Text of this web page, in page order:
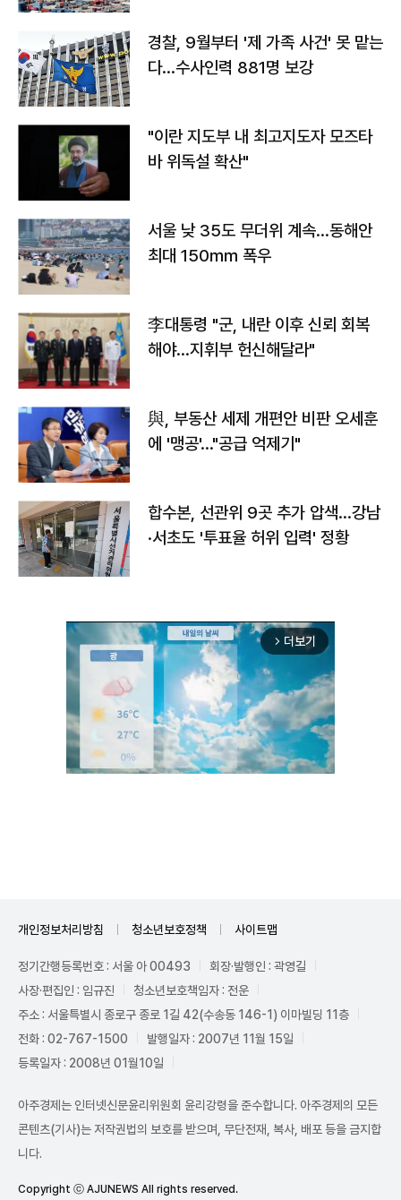
경찰, 9월부터 '제 가족 사건' 못 맡는
다…수사인력 881명 보강
"이란 지도부 내 최고지도자 모즈타
바 위독설 확산"
서울 낮 35도 무더위 계속…동해안
최대 150㎜ 폭우
李대통령 "군, 내란 이후 신뢰 회복
해야…지휘부 헌신해달라"
與, 부동산 세제 개편안 비판 오세훈
에 '맹공'…"공급 억제기"
합수본, 선관위 9곳 추가 압색…강남
·서초도 '투표율 허위 입력' 정황
arrow_forward_ios 더보기
개인정보처리방침 청소년보호정책 사이트맵
정기간행등록번호 : 서울 아 00493
회장·발행인 : 곽영길
사장·편집인 : 임규진
청소년보호책임자 : 전운
주소 : 서울특별시 종로구 종로 1길 42(수송동 146-1) 이마빌딩 11층
전화 : 02-767-1500
발행일자 : 2007년 11월 15일
등록일자 : 2008년 01월10일
아주경제는 인터넷신문윤리위원회 윤리강령을 준수합니다. 아주경제의 모든
콘텐츠(기사)는 저작권법의 보호를 받으며, 무단전재, 복사, 배포 등을 금지합
니다.
Copyright ⓒ AJUNEWS All rights reserved.